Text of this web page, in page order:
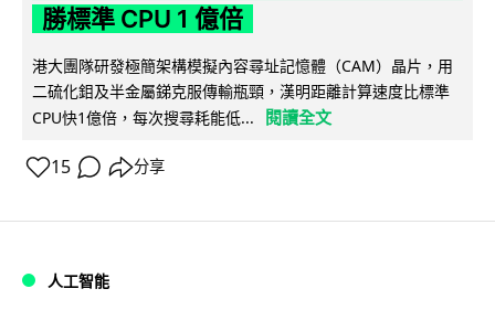
勝標準 CPU 1 億倍
港大團隊研發極簡架構模擬內容尋址記憶體（CAM）晶片，用
二硫化鉬及半金屬銻克服傳輸瓶頸，漢明距離計算速度比標準
CPU快1億倍，每次搜尋耗能低...
閱讀全文
15 分享
人工智能